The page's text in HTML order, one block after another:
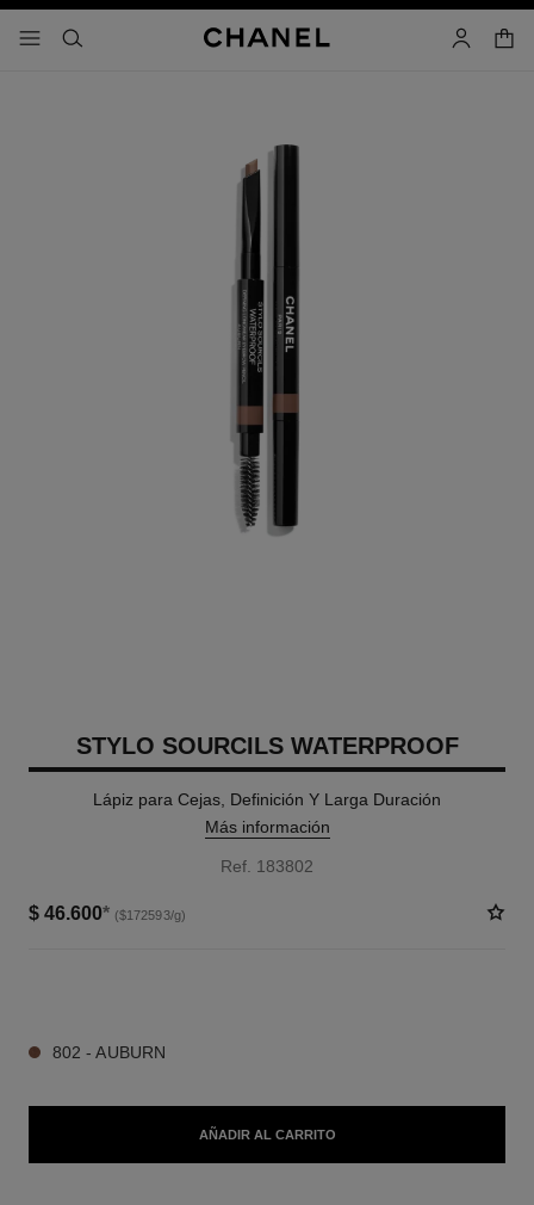
- navegación principal
buscar cuenta
STYLO SOURCILS WATERPROOF
Lápiz para Cejas, Definición Y Larga Duración
Más información
Ref. 183802
$ 46.600* ($172593/g)
802 - AUBURN
AÑADIR AL CARRITO